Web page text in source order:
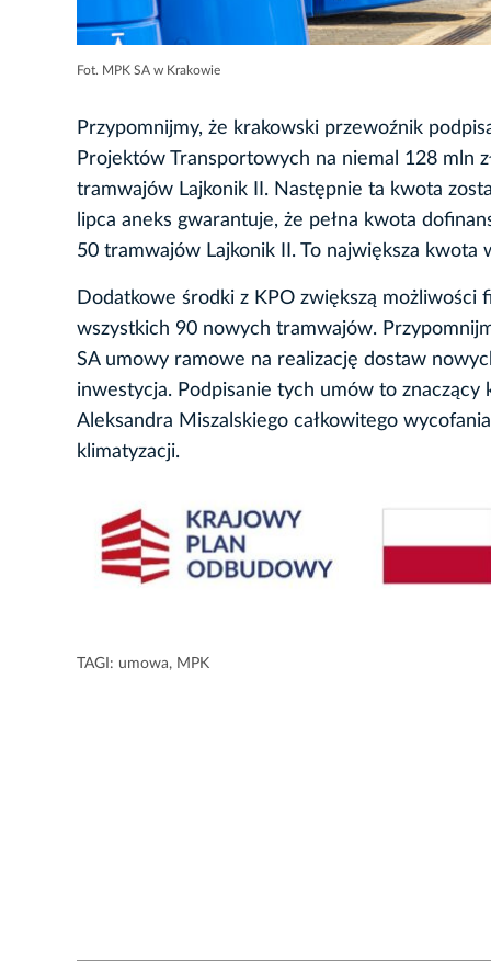
Fot. MPK SA w Krakowie
Przypomnijmy, że krakowski przewoźnik
Projektów Transportowych na niemal 128 mln
tramwajów Lajkonik II. Następnie ta kwota
lipca aneks gwarantuje, że pełna kwota
50 tramwajów Lajkonik II. To największa kwota
Dodatkowe środki z KPO zwiększą
wszystkich 90 nowych tramwajów.
SA umowy ramowe na realizację dostaw
inwestycja. Podpisanie tych umów to
Aleksandra Miszalskiego całkowitego
klimatyzacji.
TAGI: umowa, MPK